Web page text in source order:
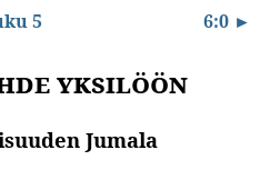
5 6:0 ►
yksilöön
Jumala